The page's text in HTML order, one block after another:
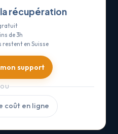
récupération
de 3h
restent en Suisse
support
OU
coût en ligne